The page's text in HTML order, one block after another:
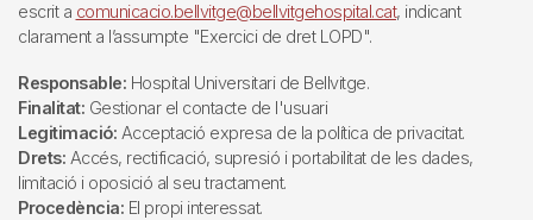
escrit a comunicacio.bellvitge@bellvitgehospital.cat, indicant
clarament a l’assumpte "Exercici de dret LOPD".
Responsable: Hospital Universitari de Bellvitge.
Finalitat: Gestionar el contacte de l'usuari
Legitimació: Acceptació expresa de la política de privacitat.
Drets: Accés, rectificació, supresió i portabilitat de les dades,
limitació i oposició al seu tractament.
Procedència: El propi interessat.